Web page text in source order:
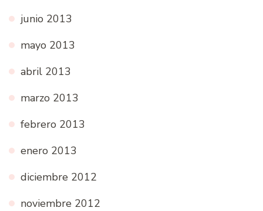
junio 2013
mayo 2013
abril 2013
marzo 2013
febrero 2013
enero 2013
diciembre 2012
noviembre 2012